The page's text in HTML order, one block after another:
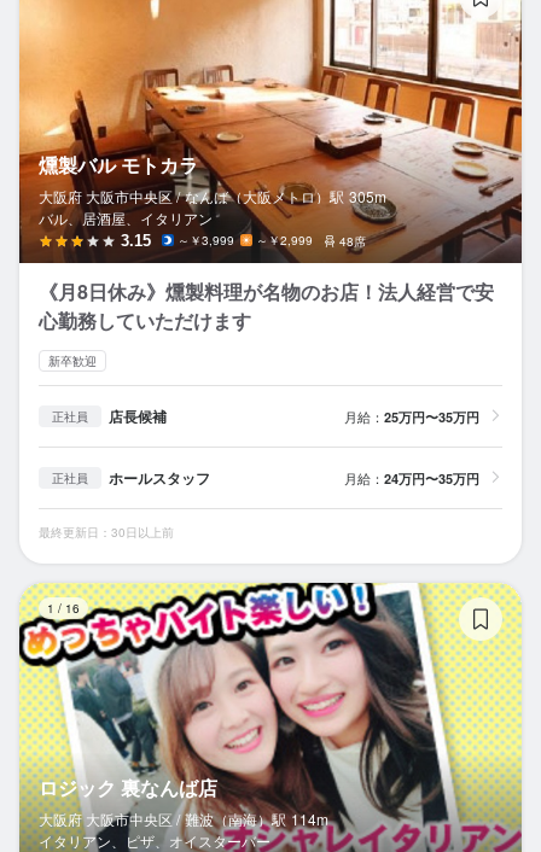
燻製バル モトカラ
大阪府 大阪市中央区 / なんば（大阪メトロ） 駅 305m
バル、居酒屋、イタリアン
3.15 ～￥3,999 ～￥2,999 48席
《月8日休み》燻製料理が名物のお店！法人経営で安
心勤務していただけます
新卒歓迎
正社員 店長候補 月給： 25万円〜35万円
正社員 ホールスタッフ 月給： 24万円〜35万円
最終更新日：30日以上前
1 / 16
ロジック 裏なんば店
大阪府 大阪市中央区 / 難波（南海）駅 114m
イタリアン、ピザ、オイスターバー